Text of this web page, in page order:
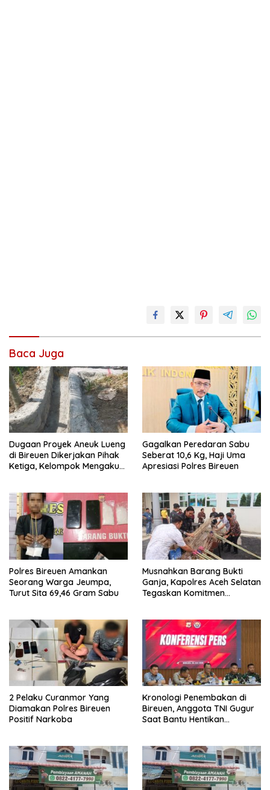
Baca Juga
Dugaan Proyek Aneuk Lueng
di Bireuen Dikerjakan Pihak
Ketiga, Kelompok Mengaku
Gagalkan Peredaran Sabu
Seberat 10,6 Kg, Haji Uma
Apresiasi Polres Bireuen
Polres Bireuen Amankan
Seorang Warga Jeumpa,
Turut Sita 69,46 Gram Sabu
Musnahkan Barang Bukti
Ganja, Kapolres Aceh Selatan
Tegaskan Komitmen
2 Pelaku Curanmor Yang
Diamakan Polres Bireuen
Positif Narkoba
Kronologi Penembakan di
Bireuen, Anggota TNI Gugur
Saat Bantu Hentikan